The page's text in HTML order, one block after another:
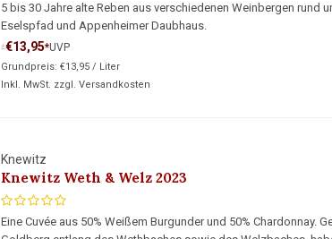
5 bis 30 Jahre alte Reben aus verschiedenen Weinbergen
Eselspfad und Appenheimer Daubhaus.
*€13,95*UVP
Grundpreis: €13,95 / Liter
Inkl. MwSt. zzgl. Versandkosten
Knewitz
Knewitz Weth & Welz 2023
Eine Cuvée aus 50% Weißem Burgunder und 50% Chardonnay.